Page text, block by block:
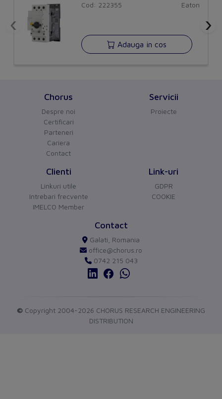
Cu ce va pot ajuta?
Weight
Length
0,057
0,006612
1,584
Length
4
Gtin 4015081842599
Cod: 222355 Eaton
Adauga in cos
‹ ›
Chorus
Despre noi
Certificari
Parteneri
Cariera
Contact
Servicii
Proiecte
Clienti
Linkuri utile
Intrebari frecvente
IMELCO Member
Link-uri
GDPR
COOKIE
Contact
Galati, Romania
office@chorus.ro
0742 215 043
© Copyright 2004-2026 CHORUS RESEARCH ENGINEERING
DISTRIBUTION